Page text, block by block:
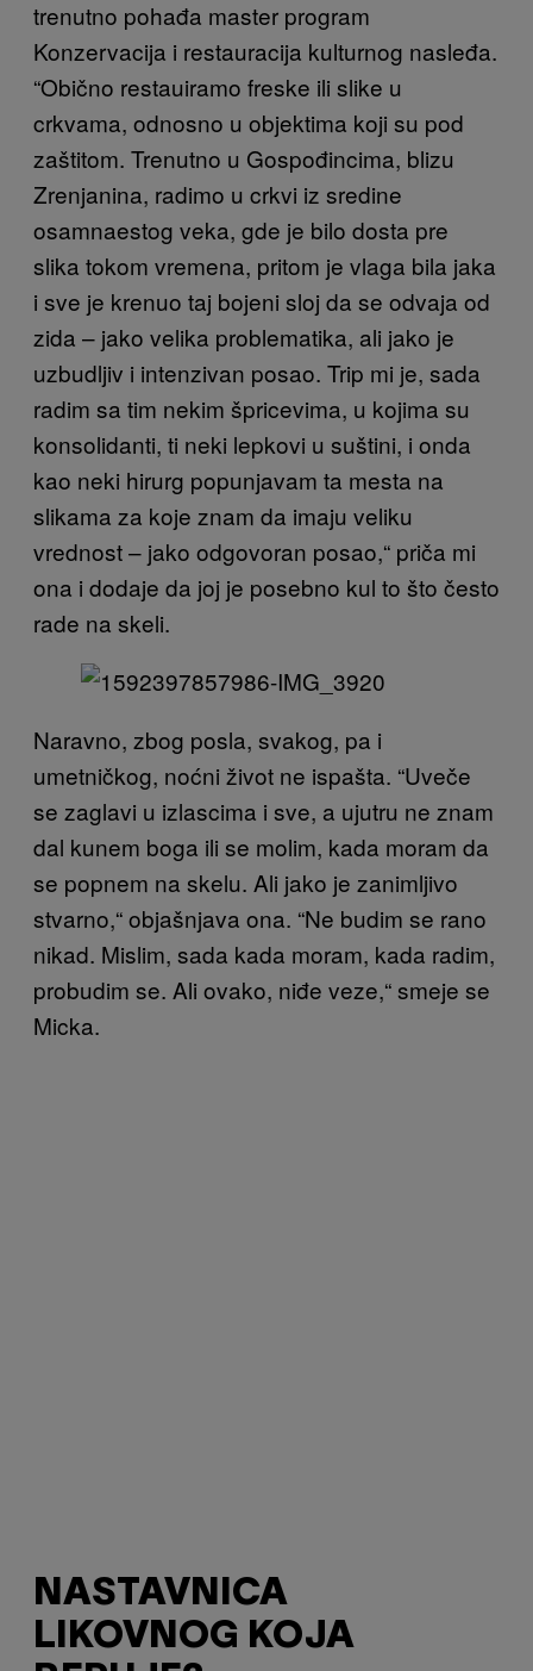
trenutno pohađa master program
Konzervacija i restauracija kulturnog nasleđa.
“Obično restauiramo freske ili slike u
crkvama, odnosno u objektima koji su pod
zaštitom. Trenutno u Gospođincima, blizu
Zrenjanina, radimo u crkvi iz sredine
osamnaestog veka, gde je bilo dosta pre
slika tokom vremena, pritom je vlaga bila jaka
i sve je krenuo taj bojeni sloj da se odvaja od
zida – jako velika problematika, ali jako je
uzbudljiv i intenzivan posao. Trip mi je, sada
radim sa tim nekim špricevima, u kojima su
konsolidanti, ti neki lepkovi u suštini, i onda
kao neki hirurg popunjavam ta mesta na
slikama za koje znam da imaju veliku
vrednost – jako odgovoran posao,“ priča mi
ona i dodaje da joj je posebno kul to što često
rade na skeli.
Naravno, zbog posla, svakog, pa i
umetničkog, noćni život ne ispašta. “Uveče
se zaglavi u izlascima i sve, a ujutru ne znam
dal kunem boga ili se molim, kada moram da
se popnem na skelu. Ali jako je zanimljivo
stvarno,“ objašnjava ona. “Ne budim se rano
nikad. Mislim, sada kada moram, kada radim,
probudim se. Ali ovako, niđe veze,“ smeje se
Micka.
NASTAVNICA
LIKOVNOG KOJA